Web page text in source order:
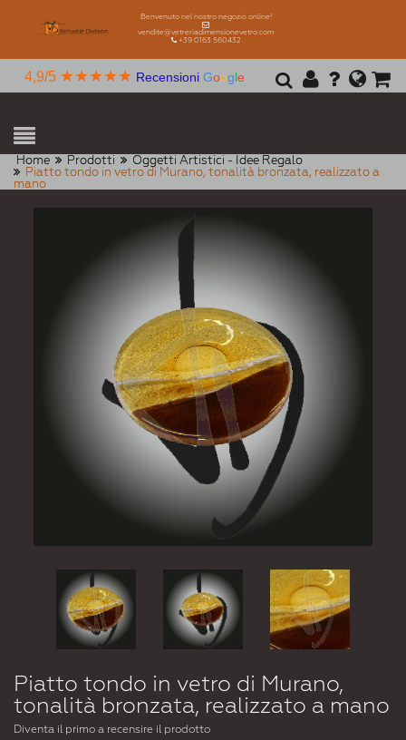
Benvenuto nel nostro negozio online!
vendite@vetreriadimensionevetro.com
+39 0163 560432
4,9/5 ★★★★★ Recensioni Google
Home Prodotti
Oggetti Artistici - Idee Regalo
Piatto tondo in vetro di Murano, tonalità bronzata, realizzato a
mano
Piatto tondo in vetro di Murano,
tonalità bronzata, realizzato a mano
Diventa il primo a recensire il prodotto